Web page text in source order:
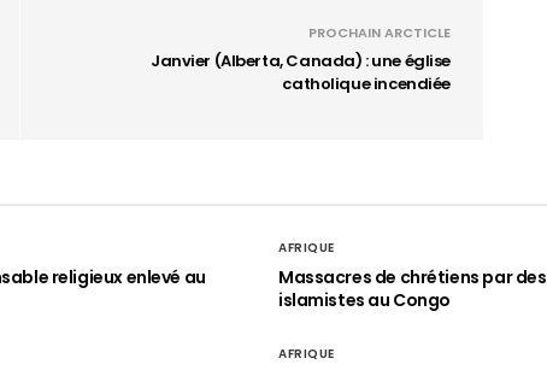
PROCHAIN ARCTICLE
Janvier (Alberta, Canada) : une église
catholique incendiée
religieux enlevé au
AFRIQUE
Massacres de chrétiens par des
islamistes au Congo
AFRIQUE